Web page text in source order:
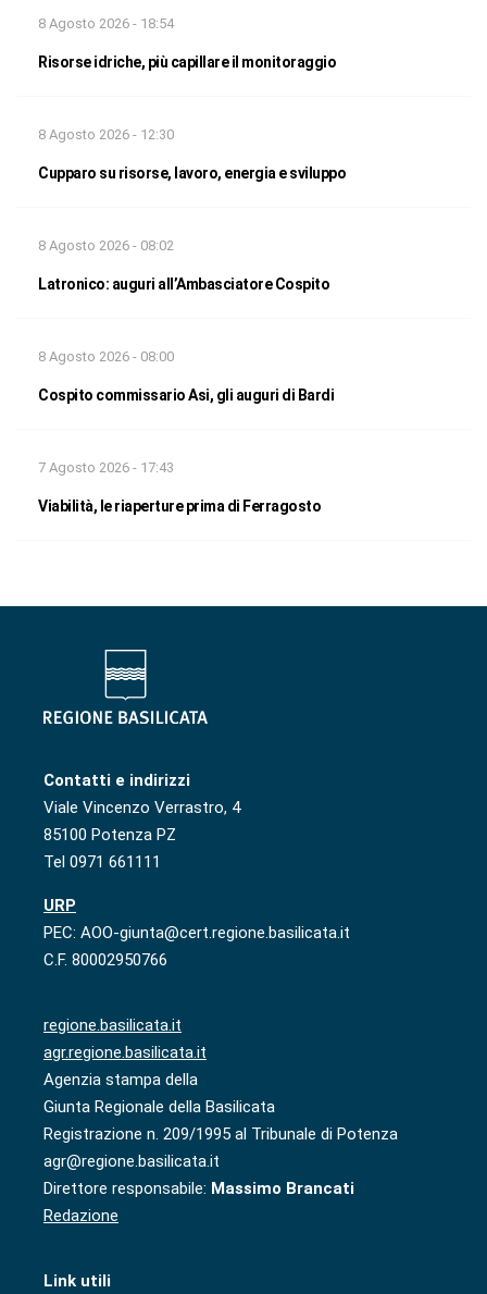
8 Agosto 2026 - 18:54
Risorse idriche, più capillare il monitoraggio
8 Agosto 2026 - 12:30
Cupparo su risorse, lavoro, energia e sviluppo
8 Agosto 2026 - 08:02
Latronico: auguri all’Ambasciatore Cospito
8 Agosto 2026 - 08:00
Cospito commissario Asi, gli auguri di Bardi
7 Agosto 2026 - 17:43
Viabilità, le riaperture prima di Ferragosto
Contatti e indirizzi
Viale Vincenzo Verrastro, 4
85100 Potenza PZ
Tel 0971 661111
URP
PEC: AOO-giunta@cert.regione.basilicata.it
C.F. 80002950766
regione.basilicata.it
agr.regione.basilicata.it
Agenzia stampa della
Giunta Regionale della Basilicata
Registrazione n. 209/1995 al Tribunale di Potenza
agr@regione.basilicata.it
Direttore responsabile: Massimo Brancati
Redazione
Link utili